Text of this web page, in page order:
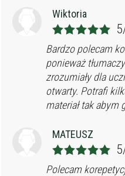
Wiktoria
Bardzo polecam
ponieważ
zrozumiały dla
otwarty. Potrafi
materiał tak abym
MATEUSZ
Polecam